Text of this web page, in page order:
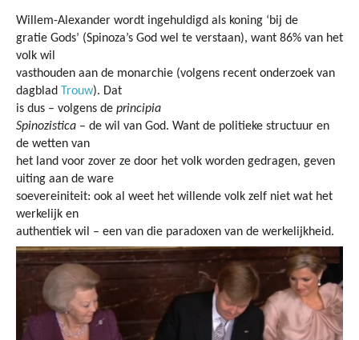
Willem-Alexander wordt ingehuldigd als koning ‘bij de
gratie Gods’ (Spinoza’s God wel te verstaan), want 86% van het
volk wil
vasthouden aan de monarchie (volgens recent onderzoek van
dagblad
Trouw). Dat
is dus – volgens de principia
Spinozistica – de wil van God. Want de politieke structuur en
de wetten van
het land voor zover ze door het volk worden gedragen, geven
uiting aan de ware
soevereiniteit: ook al weet het willende volk zelf niet wat het
werkelijk en
authentiek wil – een van die paradoxen van de werkelijkheid.